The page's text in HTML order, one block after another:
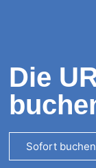
Die
Sofort buchen